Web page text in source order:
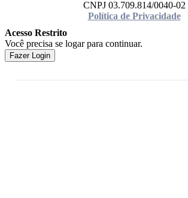
CNPJ 03.709.814/0040-02
Política de Privacidade
Acesso Restrito
Você precisa se logar para continuar.
Fazer Login